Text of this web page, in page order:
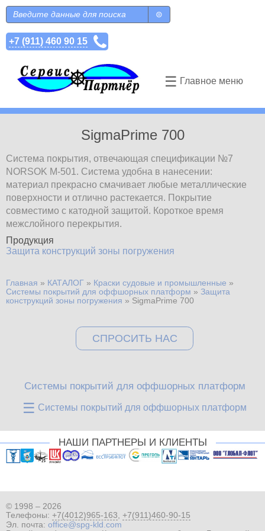
Перейти к основному содержанию
Форма поиска
Поиск
+7 (911) 460 90 15
☰ Главное меню
SigmaPrime 700
Система покрытия, отвечающая спецификации №7
NORSOK M-501. Система удобна в нанесении:
материал прекрасно смачивает любые металлические
поверхности и отлично растекается. Покрытие
совместимо с катодной защитой. Короткое время
межслойного перекрытия.
Продукция
Защита конструкций зоны погружения
Вы здесь
Главная » КАТАЛОГ » Краски судовые и промышленные »
Системы покрытий для оффшорных платформ » Защита
конструкций зоны погружения » SigmaPrime 700
СПРОСИТЬ НАС
Системы покрытий для оффшорных платформ
☰ Системы покрытий для оффшорных платформ
НАШИ ПАРТНЕРЫ И КЛИЕНТЫ
© 1998 – 2026
Телефоны: +7(4012)965-163, +7(911)460-90-15
Эл. почта: office@spg-kld.com